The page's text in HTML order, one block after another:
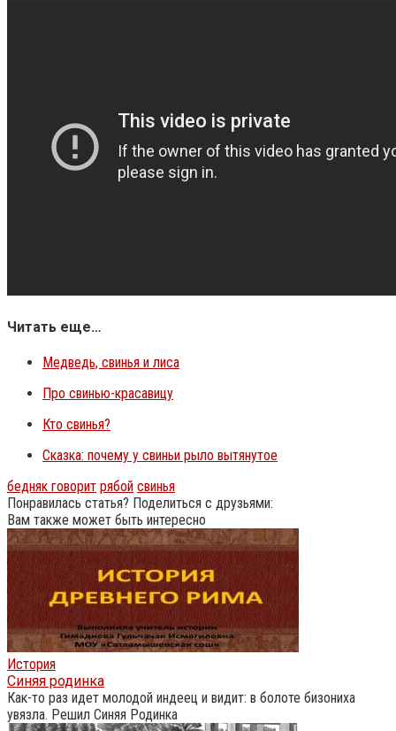
Читать еще…
Медведь, свинья и лиса
Про свинью-красавицу
Кто свинья?
Сказка: почему у свиньи рыло вытянутое
бедняк говорит рябой свинья
Понравилась статья? Поделиться с друзьями:
Вам также может быть интересно
История
Синяя родинка
Как-то раз идет молодой индеец и видит: в болоте бизониха
увязла. Решил Синяя Родинка